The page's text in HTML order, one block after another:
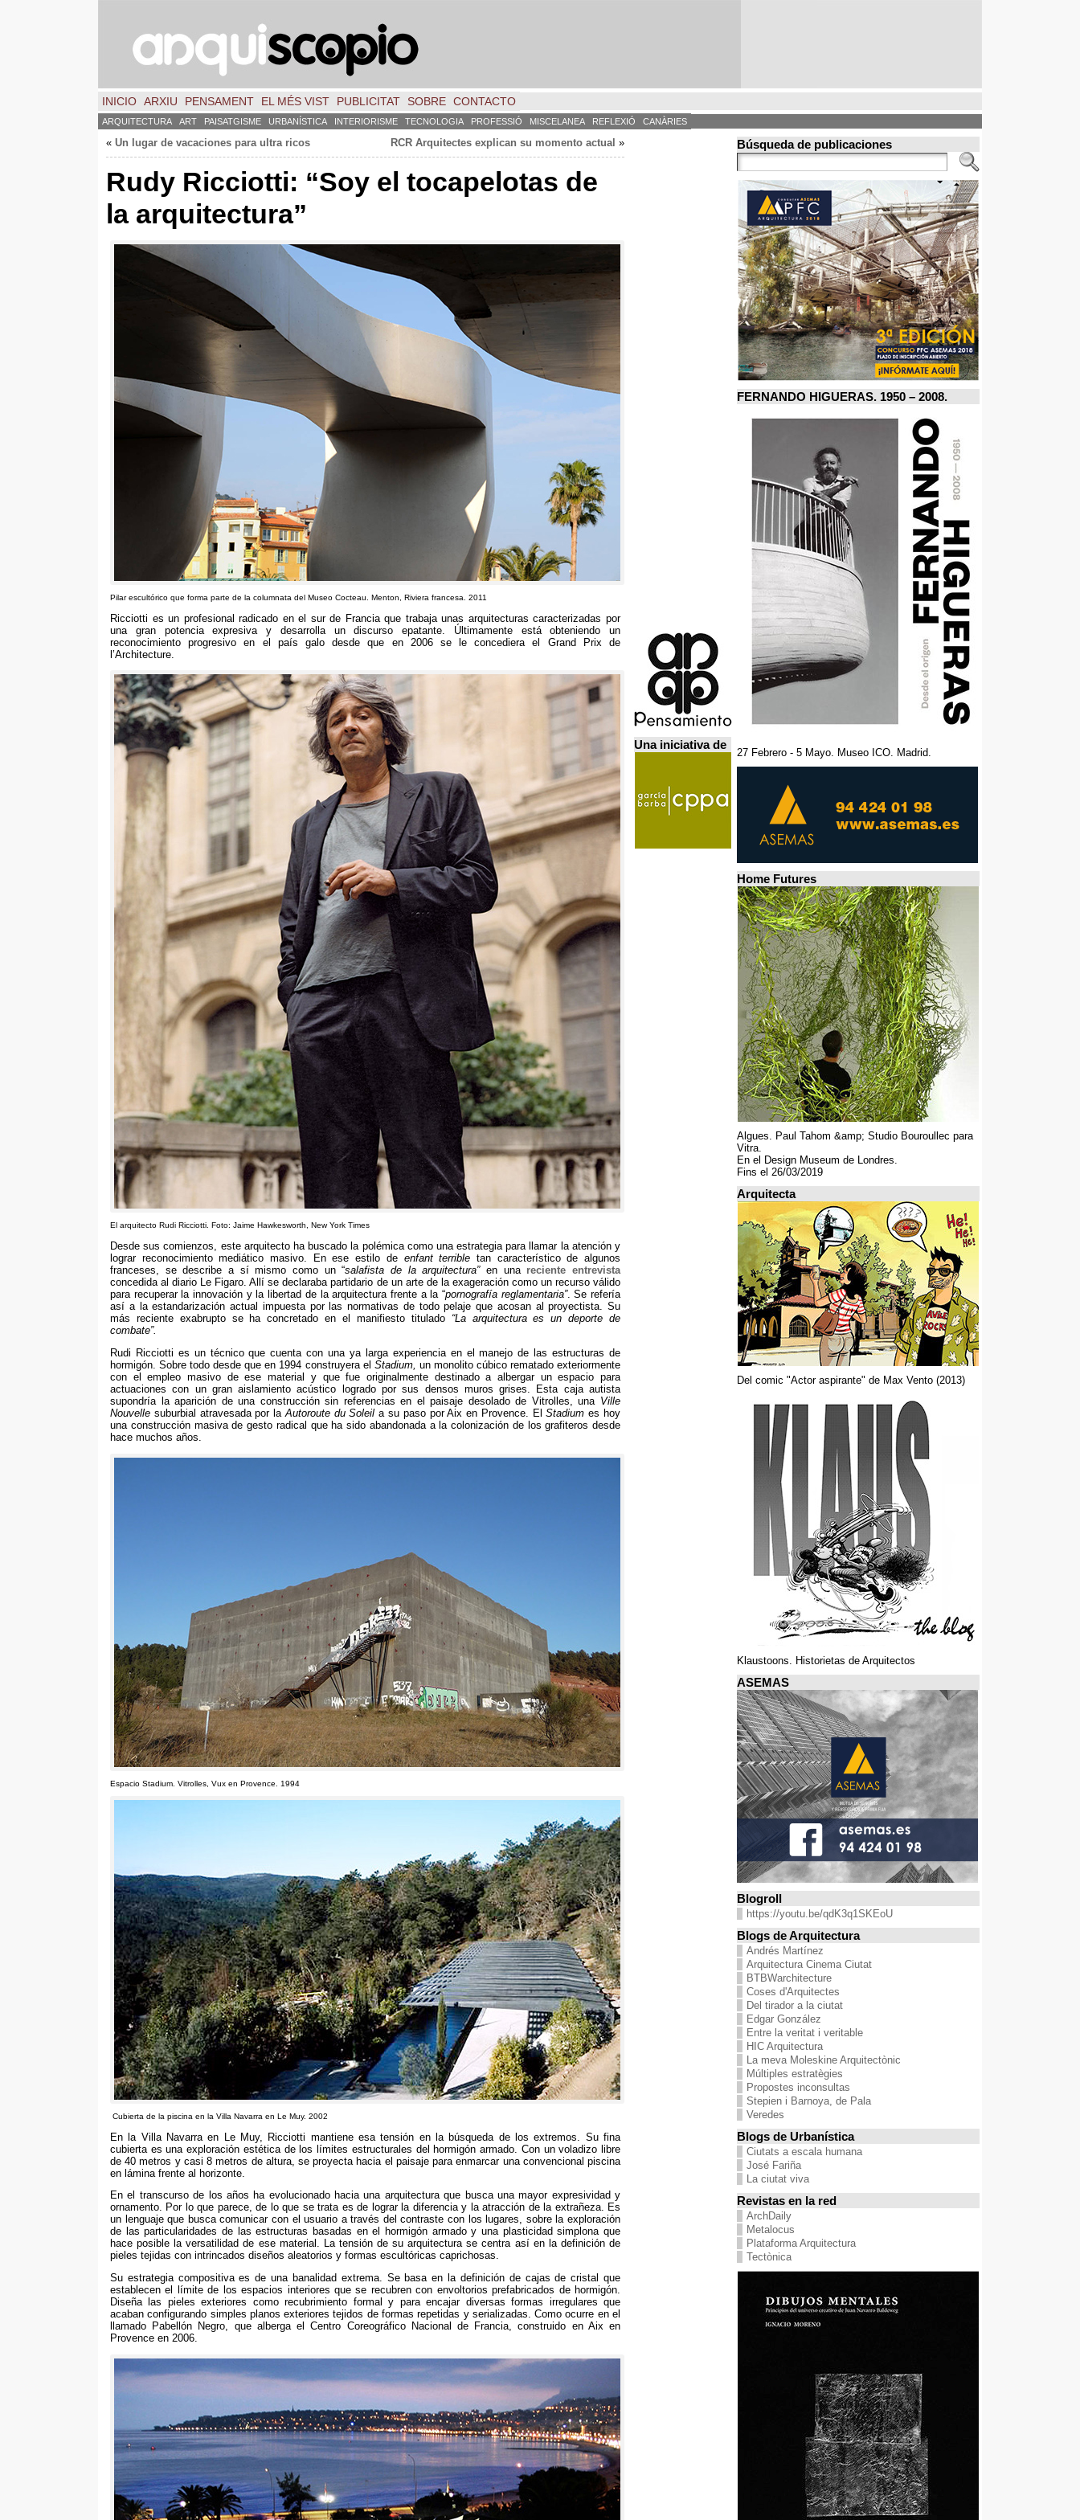
INICIO ARXIU PENSAMENT EL MÉS VIST PUBLICITAT SOBRE CONTACTO
ARQUITECTURA ART PAISATGISME URBANÍSTICA INTERIORISME TECNOLOGIA PROFESSIÓ MISCELANEA REFLEXIÓ CANÀRIES
« Un lugar de vacaciones para ultra ricos RCR Arquitectes explican su momento actual »
Rudy Ricciotti: “Soy el tocapelotas de
la arquitectura”
Pilar escultórico que forma parte de la columnata del Museo Cocteau Menton Riviera francesa . 2011
Ricciotti es un profesional radicado en el sur de Francia que trabaja unas arquitecturas caracterizadas por
una gran potencia expresiva y desarrolla un discurso epatante
Últimamente está obteniendo un
reconocimiento progresivo en el país galo desde que en2006 se le concediera el Grand Prix de
l’Architecture.
El arquitecto Rudi Ricciotti. Foto: Jaime Hawkesworth, New York Times
Desde sus comienzos, este arquitecto ha buscado la polémica como una estrategia para llamar la atención y
lograr reconocimiento mediático masivo. En ese estilo de enfant terrible tan característico de algunos
franceses, se describe a sí mismo como un “salafista de la arquitectura” en una reciente entrevista
concedida al diario Le Figaro.Allí se declaraba partidario de un arte de la exageración como un recurso válido
para recuperar la innovación y la libertad de la arquitectura frente a la “pornografía reglamentaria”.Se refería
así a la estandarización actual impuesta por las normativas de todo pelaje que acosan al proyectista. Su
más reciente exabrupto se ha concretado en el manifiesto titulado
“La arquitectura es un deporte de
combate”.
Rudi Ricciotti es un técnico que cuenta con una ya larga experiencia en el manejo de las estructuras de
hormigón .Sobre todo desde que en 1994 construyera el Stadium, un monolito cúbico rematado exteriormente
con el empleo masivo de ese material y que fue originalmente destinado a albergar un espacio para
actuaciones con un gran aislamiento acústico logrado por sus densos muros grises
Esta caja autista
supondría la aparición de una construcción sin referencias en el paisaje desolado de Vitrolles ,una Ville
Nouvelle suburbial atravesada por la Autoroute du Soleil a su paso por Aix en Provence. ElStadium es hoy
una construcción masiva de gesto radical que ha sido abandonada a la colonización de los grafiteros desde
hace muchos años
Espacio Stadium Vitrolles Vux en Provence . 1994
Cubierta de la piscina en la Villa Navarra en Le Muy. 2002
En la Villa Navarra en Le Muy, Ricciotti mantiene esa tensión en la búsqueda de los extremos
Su fina
cubierta es una exploración estética de los límites estructurales del hormigón armado Con un voladizo libre
de 40metros y casi 8metros de altura,se proyecta hacia el paisaje para enmarcar una convencional piscina
en lámina frente al horizonte
En el transcurso de los años ha evolucionado hacia una arquitectura que busca una mayor expresividad y
ornamento. Por lo que parece,de lo que se trata es de lograr la diferencia y la atracción de la extrañeza. Es
un lenguaje que busca comunicar con el usuario a través del contraste con los lugares, sobre la exploración
de las particularidades de las estructuras basadas en el hormigón armado y una plasticidad simplona que
hace posible la versatilidad de ese material . La tensión de su arquitectura se centra así en la definición de
pieles tejidas con intrincados diseños aleatorios y formas escultóricas caprichosas.
Su estrategia compositiva es de una banalidad extrema. Se basa en la definición de cajas de cristal que
establecen el límite de los espacios interiores que se recubren con envoltorios prefabricados de hormigón.
Diseña las pieles exteriores como recubrimiento formal y para encajar diversas formas irregulares que
acaban configurando simples planos exteriores tejidos de formas repetidas y serializadas.Como ocurre en el
llamado Pabellón Negro, que alberga el Centro Coreográfico Nacional de Francia,construido en Aix en
Provence en 2006.
Una iniciativa de
Búsqueda de publicaciones
FERNANDO HIGUERAS. 1950 – 2008.
27 Febrero - 5 Mayo. Museo ICO. Madrid.
Home Futures
Algues. Paul Tahom &amp; Studio Bouroullec para
Vitra.
En el Design Museum de Londres.
Fins el 26/03/2019
Arquitecta
Del comic "Actor aspirante" de Max Vento (2013)
Klaustoons. Historietas de Arquitectos
ASEMAS
Blogroll
https://youtu.be/qdK3q1SKEoU
Blogs de Arquitectura
Andrés Martínez
Arquitectura Cinema Ciutat
BTBWarchitecture
Coses d'Arquitectes
Del tirador a la ciutat
Edgar González
Entre la veritat i veritable
HIC Arquitectura
La meva Moleskine Arquitectònic
Múltiples estratègies
Propostes inconsultas
Stepien i Barnoya, de Pala
Veredes
Blogs de Urbanística
Ciutats a escala humana
José Fariña
La ciutat viva
Revistas en la red
ArchDaily
Metalocus
Plataforma Arquitectura
Tectònica